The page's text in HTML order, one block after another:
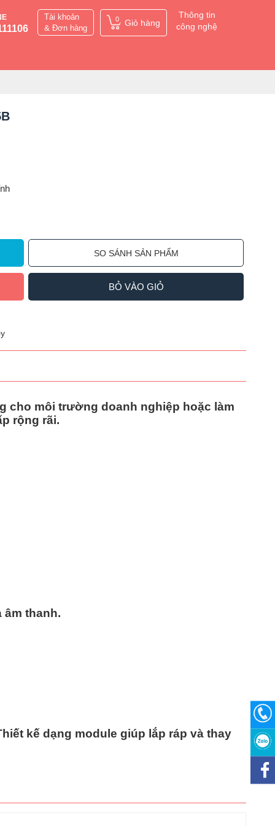
Tài khoản
& Đơn hàng
0 Giỏ hàng
Thông tin
công nghệ
SO SÁNH SẢN PHẨM
BỎ VÀO GIỎ
cho môi trường doanh nghiệp hoặc làm
rộng rãi.
âm thanh.
kế dạng module giúp lắp ráp và thay